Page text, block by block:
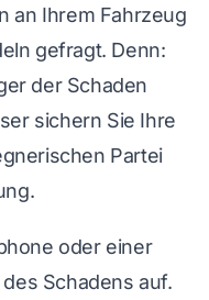
an Ihrem Fahrzeug
gefragt. Denn:
der Schaden
sichern Sie Ihre
Partei
oder einer
Schadens auf.